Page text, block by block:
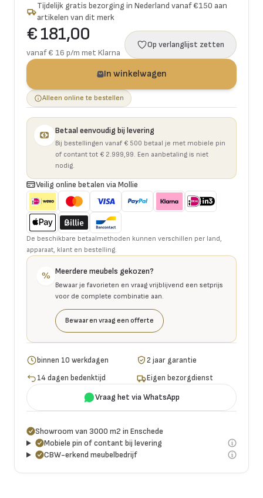
Tijdelijk gratis bezorging in Nederland vanaf €150 aan
artikelen van dit merk
€ 181,00
vanaf € 16 p/m met Klarna
Op verlanglijst zetten
In winkelwagen
Alleen online te bestellen
Betaal eenvoudig bij levering
Bij bestellingen vanaf € 500 betaal je met mobiele pin
of contant tot € 2.999,99. Een aanbetaling is niet
nodig.
Veilig online betalen via Mollie
De beschikbare betaalmethoden kunnen verschillen per land,
apparaat, klant en bestelling.
% Meerdere meubels gekozen?
Bewaar je favorieten en vraag vrijblijvend een setprijs
voor de complete combinatie aan.
Bewaar en vraag een offerte
binnen 10 werkdagen
2 jaar garantie
14 dagen bedenktijd
Eigen bezorgdienst
Vraag het via WhatsApp
Showroom van 3000 m2 in Enschede
Mobiele pin of contant bij levering
CBW-erkend meubelbedrijf